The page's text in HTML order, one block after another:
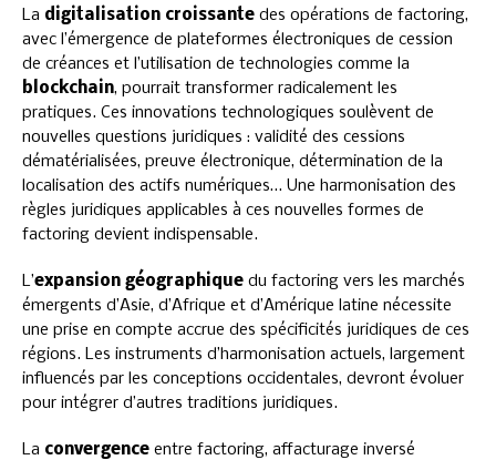
La digitalisation croissante des opérations de factoring,
avec l’émergence de plateformes électroniques de cession
de créances et l’utilisation de technologies comme la
blockchain, pourrait transformer radicalement les
pratiques. Ces innovations technologiques soulèvent de
nouvelles questions juridiques : validité des cessions
dématérialisées, preuve électronique, détermination de la
localisation des actifs numériques… Une harmonisation des
règles juridiques applicables à ces nouvelles formes de
factoring devient indispensable.
L’expansion géographique du factoring vers les marchés
émergents d’Asie, d’Afrique et d’Amérique latine nécessite
une prise en compte accrue des spécificités juridiques de ces
régions. Les instruments d’harmonisation actuels, largement
influencés par les conceptions occidentales, devront évoluer
pour intégrer d’autres traditions juridiques.
La convergence entre factoring, affacturage inversé